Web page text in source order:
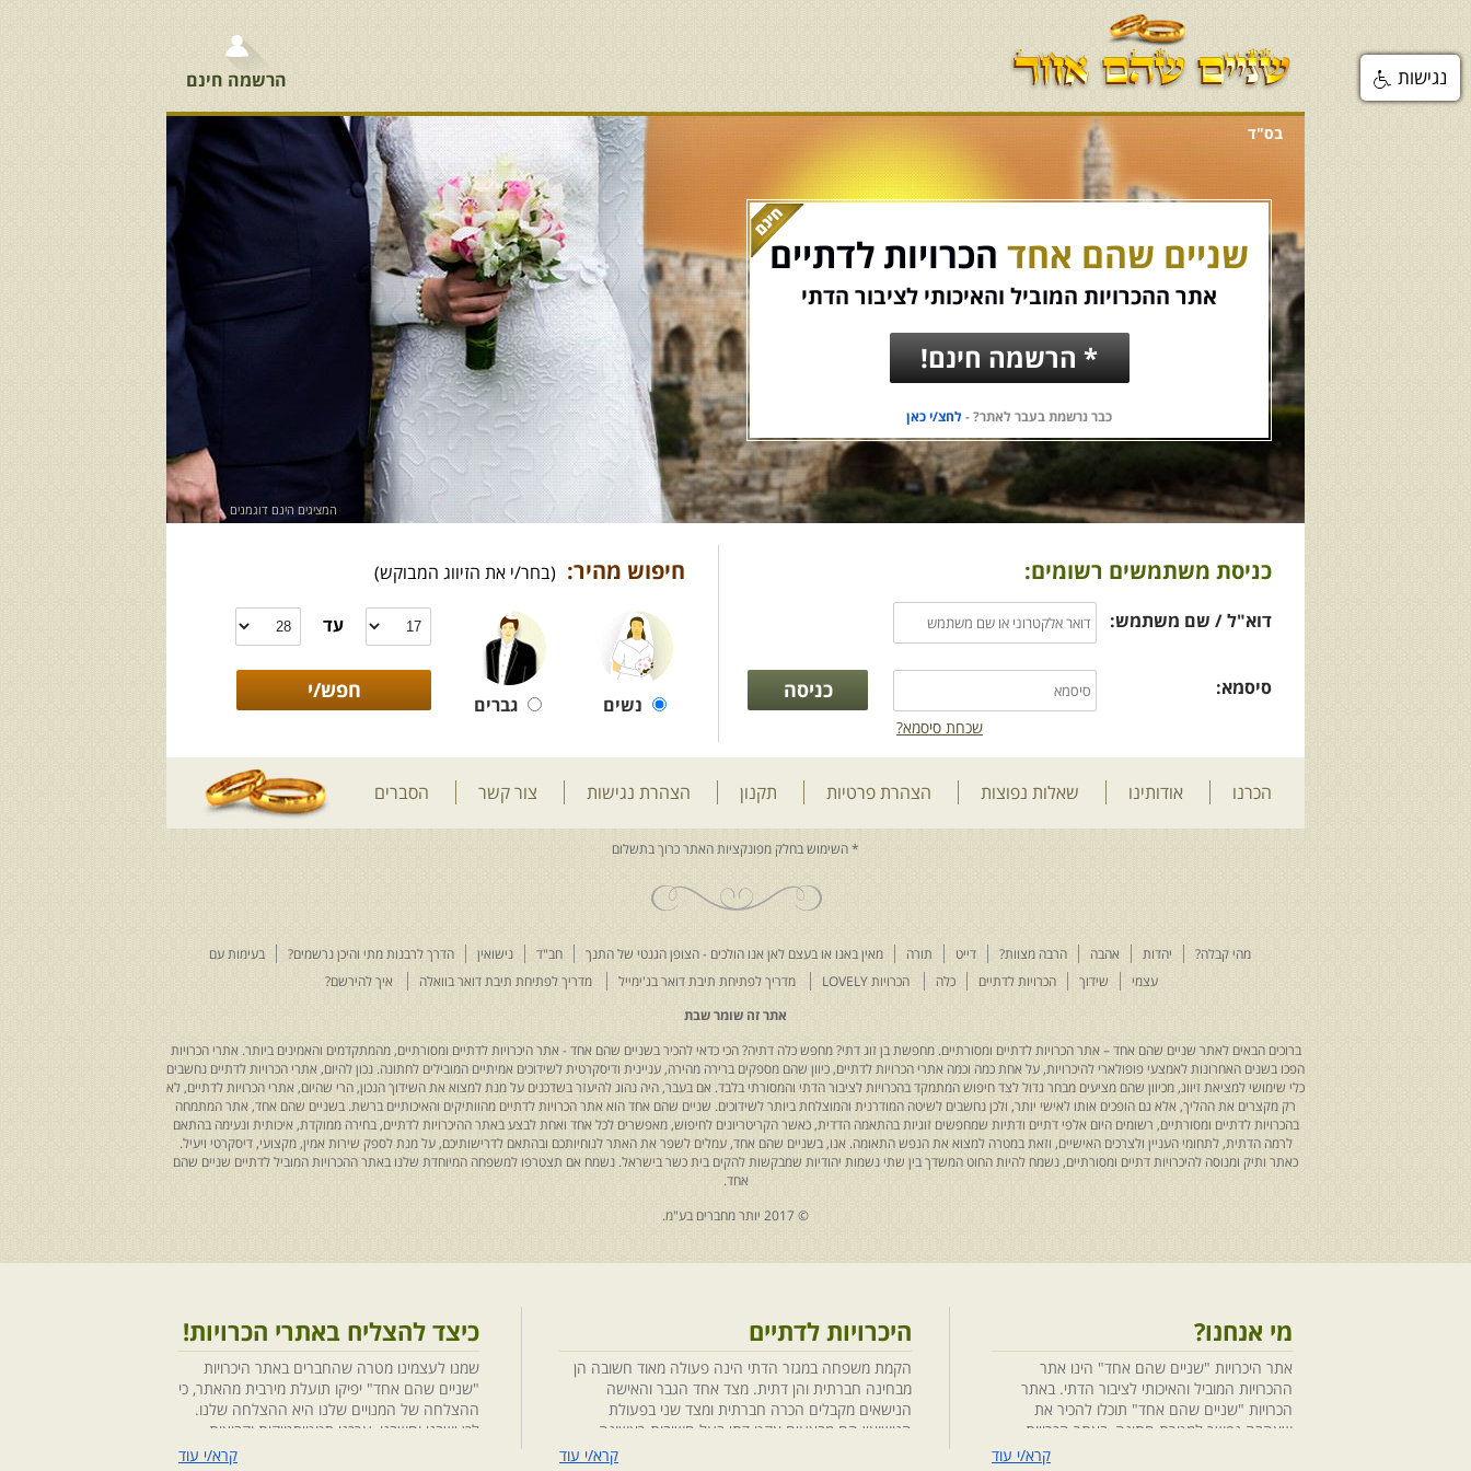
הרשמה חינם
בס"ד
שניים שהם אחד הכרויות לדתיים
אתר ההכרויות המוביל והאיכותי לציבור הדתי
* הרשמה חינם!
כבר נרשמת בעבר לאתר? -לחצ/י כאן
המציגים הינם דוגמנים
כניסת משתמשים רשומים:
דוא"ל / שם משתמש:
סיסמא:
שכחת סיסמא?
חיפוש מהיר: (בחר/י את הזיווג המבוקש)
נשים גברים
עד
הכרנו אודותינו שאלות נפוצות הצהרת פרטיות תקנון הצהרת נגישות צור קשר הסברים
מהי קבלה? יהדות אהבה הרבה מצוות? דייט תורה מאין באנו או בעצם לאן אנו הולכים - הצופן הגנטי של התנך חב"ד נישואין הדרך לרבנות מתי והיכן נרשמים?
בעימות עם
עצמי
שידוך הכרויות לדתיים כלה הכרויות LOVELY מדריך לפתיחת תיבת דואר בג'ימייל מדריך לפתיחת תיבת דואר בוואלה
איך להירשם?
אתר זה שומר שבת
ברוכים הבאים לאתר שניים שהם אחד – אתר הכרויות לדתיים ומסורתיים. מחפשת בן זוג דתי? מחפש כלה דתיה? הכי כדאי להכיר בשניים שהם אחד - אתר היכרויות לדתיים ומסורתיים, מהמתקדמים והאמינים ביותר. אתרי הכרויות
הפכו בשנים האחרונות לאמצעי פופולארי להיכרויות, על אחת כמה וכמה אתרי הכרויות לדתיים, כיוון שהם מספקים ברירה מהירה, עניינית ודיסקרטית לשידוכים אמיתיים המובילים לחתונה. נכון להיום, אתרי הכרויות לדתיים נחשבים
כלי שימושי למציאת זיווג, מכיוון שהם מציעים מבחר גדול לצד חיפוש המתמקד בהכרויות לציבור הדתי והמסורתי בלבד. אם בעבר, היה נהוג להיעזר בשדכנים על מנת למצוא את השידוך הנכון, הרי שהיום, אתרי הכרויות לדתיים, לא
רק מקצרים את ההליך, אלא גם הופכים אותו לאישי יותר, ולכן נחשבים לשיטה המודרנית והמוצלחת ביותר לשידוכים. שניים שהם אחד הוא אתר הכרויות לדתיים מהוותיקים והאיכותיים ברשת. בשניים שהם אחד, אתר המתמחה
בהכרויות לדתיים ומסורתיים, רשומים היום אלפי דתיים ודתיות שמחפשים זוגיות בהתאמה הדדית, כאשר הקריטריונים לחיפוש, מאפשרים לכל אחד ואחת לבצע באתר ההיכרויות לדתיים, בחירה ממוקדת, איכותית ונעימה בהתאם
לרמה הדתית, לתחומי העניין ולצרכים האישיים, וזאת במטרה למצוא את הנפש התאומה. אנו, בשניים שהם אחד, עמלים לשפר את האתר לנוחיותכם ובהתאם לדרישותיכם, על מנת לספק שירות אמין, מקצועי, דיסקרטי ויעיל.
כאתר ותיק ומנוסה להיכרויות דתיים ומסורתיים, נשמח להיות החוט המשדך בין שתי נשמות יהודיות שמבקשות להקים בית כשר בישראל. נשמח אם תצטרפו למשפחה המיוחדת שלנו באתר ההכרויות המוביל לדתיים שניים שהם
אחד.
© 2017 יותר מחברים בע"מ.
מי אנחנו?
אתר היכרויות "שניים שהם אחד" הינו אתר
ההכרויות המוביל והאיכותי לציבור הדתי. באתר
הכרויות "שניים שהם אחד" תוכלו להכיר את
שאהבה נפשך למטרת חתונה, באתר הכרויות
"שניים שהם אחד" הושקעו מחשבה ומאמציםקרא/י עוד
היכרויות לדתיים
הקמת משפחה במגזר הדתי הינה פעולה מאוד חשובה הן
מבחינה חברתית והן דתית. מצד אחד הגבר והאישה
הנישאים מקבלים הכרה חברתית ומצד שני בפעולת
הנישואין הם מבצעים אקט דתי בעל חשיבות ראשונה
במעלה. חשוב לציין בהקשר זה שגם הגורמים למפגשקרא/י עוד
כיצד להצליח באתרי הכרויות!
שמנו לעצמינו מטרה שהחברים באתר היכרויות
"שניים שהם אחד" יפיקו תועלת מירבית מהאתר, כי
ההצלחה של המנויים שלנו היא ההצלחה שלנו.
לכן ישבנו וחשבנו ,ערכנו סטטיסטיקות וקבוצות
מיקוד, בחנו התנהגויות ומגמות והמסקנה החדקרא/י עוד
נגישות